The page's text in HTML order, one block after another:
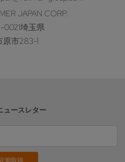
JAPAN CORP.
0021埼玉県
原市283-1
ュースレター